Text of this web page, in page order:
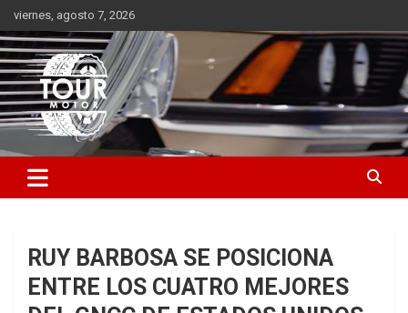
Saltar
al
contenido
viernes, agosto 7, 2026
Tour Motor
Plataforma de contenido audiovisual para el sector automotriz
RUY BARBOSA SE POSICIONA
ENTRE LOS CUATRO MEJORES